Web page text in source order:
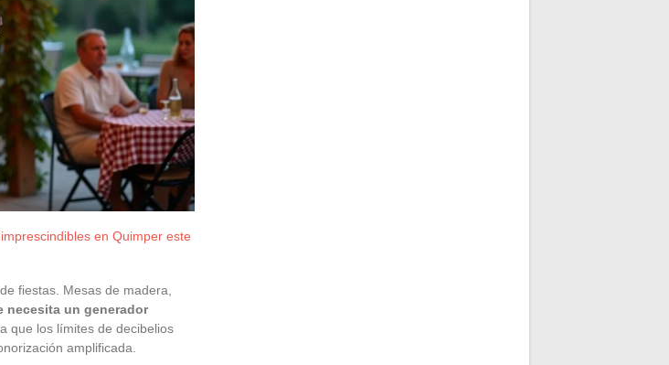
en Quimper este
fiestas. Mesas de madera,
necesita un generador
que los límites de decibelios
amplificada.